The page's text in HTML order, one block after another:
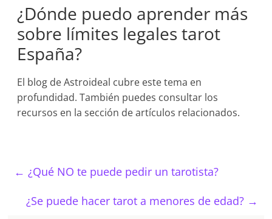
¿Dónde puedo aprender más
sobre límites legales tarot
España?
El blog de Astroideal cubre este tema en
profundidad. También puedes consultar los
recursos en la sección de artículos relacionados.
← ¿Qué NO te puede pedir un tarotista?
¿Se puede hacer tarot a menores de edad? →